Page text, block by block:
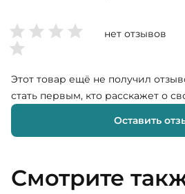
нет отзывов
Этот товар ещё не получил
стать первым, кто расскажет о
Оставить
Смотрите